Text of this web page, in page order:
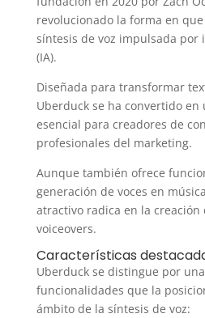
revolucionado la forma en
síntesis de voz impulsada por
(IA).
Diseñada para transformar
Uberduck se ha convertido
esencial para creadores de
profesionales del marketing.
Aunque también ofrece
generación de voces en
atractivo radica en la creación
voiceovers.
Características
Uberduck se distingue por
funcionalidades que la
ámbito de la síntesis de voz: